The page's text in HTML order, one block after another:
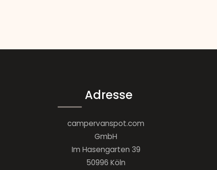
Adresse
campervanspot.com
GmbH
Im Hasengarten 39
50996 Köln